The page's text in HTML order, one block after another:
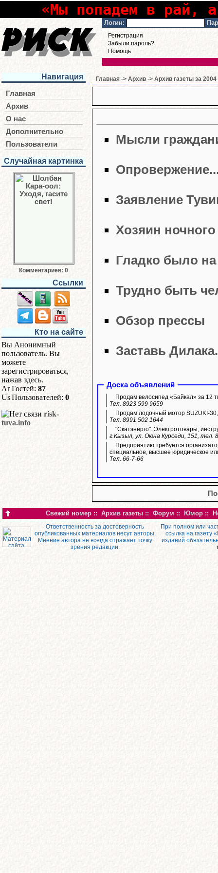
«Мы попадем в рай,
Логин:
Регистрация
Забыли пароль?
Помощь
Навигация
Главная
Архив
О нас
Дополнительно
Пользователи
Случайная картинка
Комментариев: 0
Ссылки
Кто на сайте
Вы Анонимный
пользователь. Вы
можете
зарегистрироваться,
нажав здесь.
Гостей: 87
Пользователей: 0
risk-
tuva.info
Главная -> Архив -> Архив газеты за 2004
Мысли
Заявление
Хозяин
Гладко было на
Трудно быть
Обзор прессы
Заставь
Доска объявлений
Продам велосипед «Байкал» за 12
Тел. 8923 599 9659
Продам лодочный мотор SUZUKI-
Тел. 8991 502 1644
"Скатэнерго". Электротовары,
г.Кызыл, ул. Оюна Курседи, 151, тел.
Предприятию требуется
специальное, высшее юридическое
Тел. 66-7-66
Свежий номер :: Архив газеты :: Форум :: Юмор ::
Ответственность за достоверность
опубликованных материалов несут авторы.
Мнение автора не всегда отражает точку
зрения редакции.
При полном или
ссылка на газету
изданий